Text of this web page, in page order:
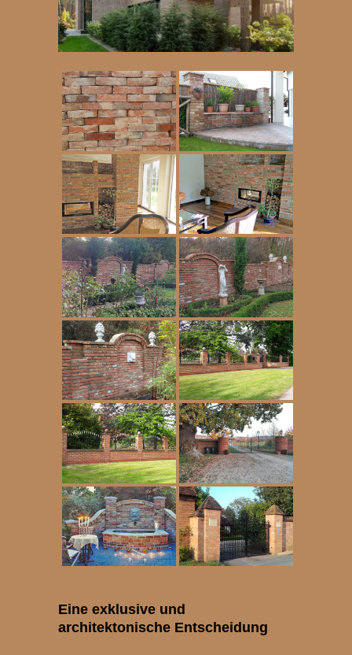
Eine exklusive und
architektonische Entscheidung